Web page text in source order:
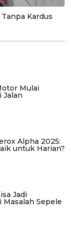
Kardus
Mulai
Jalan
Alpha 2025:
untuk Harian?
Jadi
Masalah Sepele